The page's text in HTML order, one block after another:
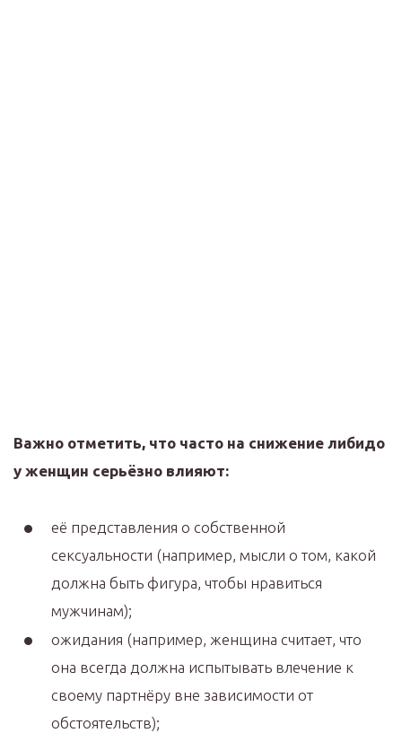
Важно отметить, что часто на снижение либидо
у женщин серьёзно влияют:
её представления о собственной
сексуальности (например, мысли о том, какой
должна быть фигура, чтобы нравиться
мужчинам);
ожидания (например, женщина считает, что
она всегда должна испытывать влечение к
своему партнёру вне зависимости от
обстоятельств);